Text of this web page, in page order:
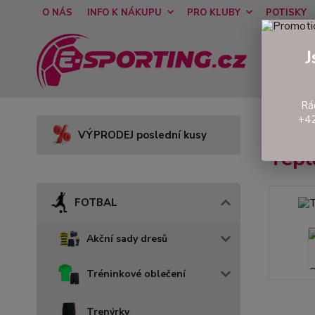
O NÁS INFO K NÁKUPU PRO KLUBY POTISKY
VÝPRODEJ poslední kusy
FOTBAL
Akční sady dresů
Tréninkové oblečení
Trenýrky